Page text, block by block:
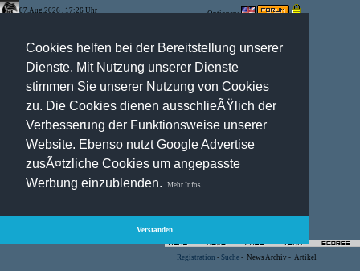
Cookies helfen bei der Bereitstellung unserer
Dienste. Mit Nutzung unserer Dienste
stimmen Sie unserer Nutzung von Cookies
zu. Die Cookies dienen ausschlieÃŸlich der
Verbesserung der Funktionsweise unserer
Website. Ebenso nutzt Google Advertise
zusÃ¤tzliche Cookies um angepasste
Werbung einzublenden.
Mehr Infos
Verstanden
07.Aug.2026 , 17:26 Uhr Optionen:
Registration - Suche - News Archiv - Artikel